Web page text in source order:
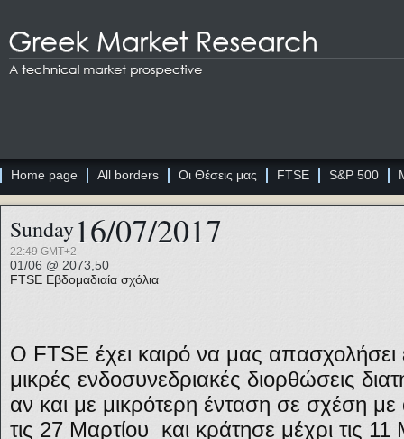
Home page All borders Οι Θέσεις μας FTSE S&P 500
Sunday16/07/2017
22:49 GMT+2
01/06 @ 2073,50
FTSE Εβδομαδιαία σχόλια
Ο FTSE έχει καιρό να μας απασχολήσει
μικρές ενδοσυνεδριακές διορθώσεις
αν και με μικρότερη ένταση σε σχέση
τις 27 Μαρτίου και κράτησε μέχρι τις 11